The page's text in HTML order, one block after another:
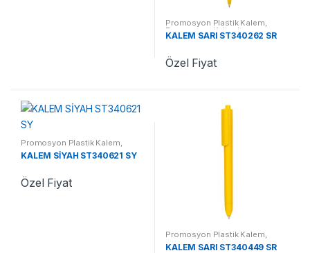
Promosyon Plastik Kalem,
Promosyon Kalemler
KALEM SARI ST340262 SR
Özel Fiyat
Promosyon Plastik Kalem,
Promosyon Kalemler
KALEM SİYAH ST340621 SY
Özel Fiyat
Promosyon Plastik Kalem,
Promosyon Kalemler
KALEM SARI ST340449 SR